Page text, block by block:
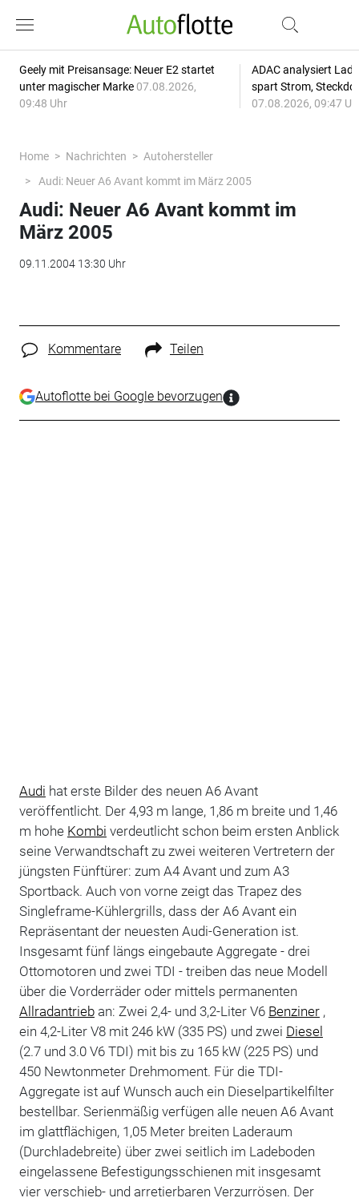
Geely mit Preisansage: Neuer E2 startet
unter magischer Marke 07.08.2026,
09:48 Uhr
ADAC analysiert
spart Strom,
07.08.2026, 09:47
Home Nachrichten
Autohersteller
Audi: Neuer A6 Avant kommt im März 2005
Audi: Neuer A6 Avant kommt im
März 2005
09.11.2004 13:30 Uhr
Kommentare Teilen
Autoflotte bei Google bevorzugen
Audi hat erste Bilder des neuen A6 Avant
veröffentlicht. Der 4,93 m lange, 1,86 m breite und 1,46
m hohe Kombi verdeutlicht schon beim ersten Anblick
seine Verwandtschaft zu zwei weiteren Vertretern der
jüngsten Fünftürer: zum A4 Avant und zum A3
Sportback. Auch von vorne zeigt das Trapez des
Singleframe-Kühlergrills, dass der A6 Avant ein
Repräsentant der neuesten Audi-Generation ist.
Insgesamt fünf längs eingebaute Aggregate - drei
Ottomotoren und zwei TDI - treiben das neue Modell
über die Vorderräder oder mittels permanenten
Allradantrieban: Zwei 2,4- und 3,2-Liter V6 Benziner,
ein 4,2-Liter V8 mit 246 kW (335 PS) und zwei Diesel
(2.7 und 3.0 V6 TDI) mit bis zu 165 kW (225 PS) und
450 Newtonmeter Drehmoment. Für die TDI-
Aggregate ist auf Wunsch auch ein Dieselpartikelfilter
bestellbar. Serienmäßig verfügen alle neuen A6 Avant
im glattflächigen, 1,05 Meter breiten Laderaum
(Durchladebreite) über zwei seitlich im Ladeboden
eingelassene Befestigungsschienen mit insgesamt
vier verschieb- und arretierbaren Verzurrösen. Der